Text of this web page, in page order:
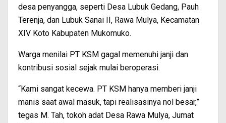
desa penyangga, seperti Desa Lubuk Gedang, Pauh
Terenja, dan Lubuk Sanai II, Rawa Mulya, Kecamatan
XIV Koto Kabupaten Mukomuko.
Warga menilai PT KSM gagal memenuhi janji dan
kontribusi sosial sejak mulai beroperasi.
“Kami sangat kecewa. PT KSM hanya memberi janji
manis saat awal masuk, tapi realisasinya nol besar,”
tegas M. Tah, tokoh adat Desa Rawa Mulya, Jumat